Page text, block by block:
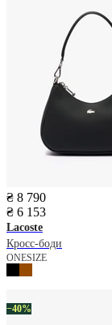
₴ 8 790
₴ 6 153
Lacoste
Кросс-боди
ONESIZE
−40%